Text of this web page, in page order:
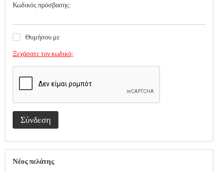
Κωδικός πρόσβασης:
Θυμήσου με
Ξεχάσατε τον κωδικό;
Σύνδεση
Νέος πελάτης